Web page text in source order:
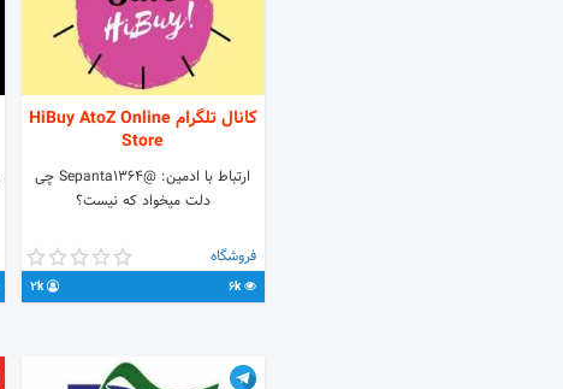
کانال تلگرام HiBuy AtoZ Online
Store
ارتباط با ادمین: @Sepanta1364 چی
دلت میخواد که نیست؟⁦
فروشگاه
6k
2k